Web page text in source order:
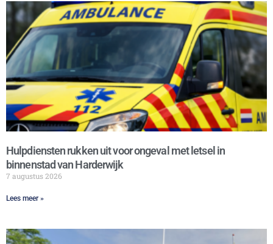
Hulpdiensten rukken uit voor ongeval met letsel in
binnenstad van Harderwijk
7 augustus 2026
Lees meer »